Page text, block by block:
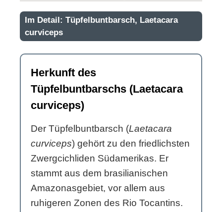
Im Detail: Tüpfelbuntbarsch, Laetacara
curviceps
Herkunft des
Tüpfelbuntbarschs (Laetacara
curviceps)
Der Tüpfelbuntbarsch (Laetacara
curviceps) gehört zu den friedlichsten
Zwergcichliden Südamerikas. Er
stammt aus dem brasilianischen
Amazonasgebiet, vor allem aus
ruhigeren Zonen des Rio Tocantins.